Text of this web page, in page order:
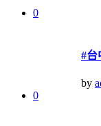
0
#台
by
0